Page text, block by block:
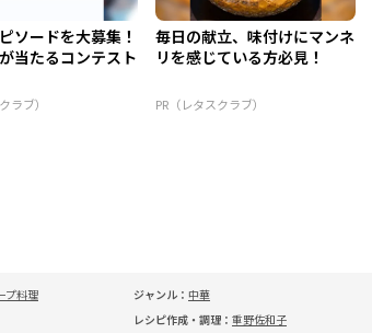
ソードを大募集！
当たるコンテスト
ラブ）
毎日の献立、味付けにマンネ
リを感じている方必見！
PR（レタスクラブ）
プ料理
ジャンル： 中華
レシピ作成・調理： 重野佐和子